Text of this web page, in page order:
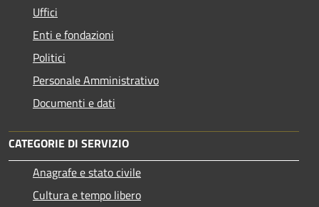
Uffici
Enti e fondazioni
Politici
Personale Amministrativo
Documenti e dati
CATEGORIE DI SERVIZIO
Anagrafe e stato civile
Cultura e tempo libero